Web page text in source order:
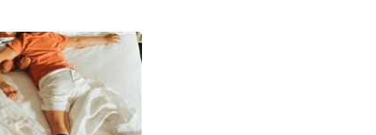
ou as ferramentas oferecidas na
Editora é protegido pela legislação
o conteúdo sem autorização da